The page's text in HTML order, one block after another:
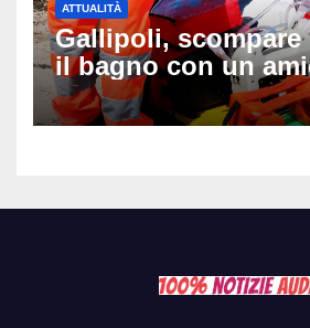
ATTUALITÀ
Gallipoli, scompare
il bagno con un
a 19 anni dopo 45
disperati tentativi di